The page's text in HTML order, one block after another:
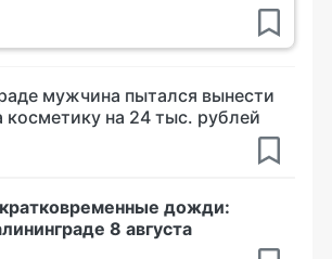
мужчина пытался вынести
косметику на 24 тыс. рублей
дожди:
8 августа